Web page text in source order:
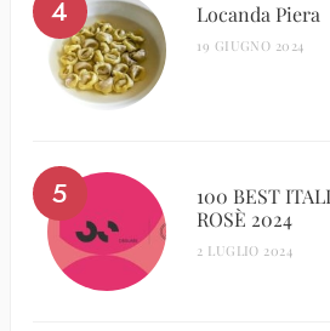
Locanda Piera
19 GIUGNO 2024
100 BEST
ROSÈ 2024
2 LUGLIO 2024